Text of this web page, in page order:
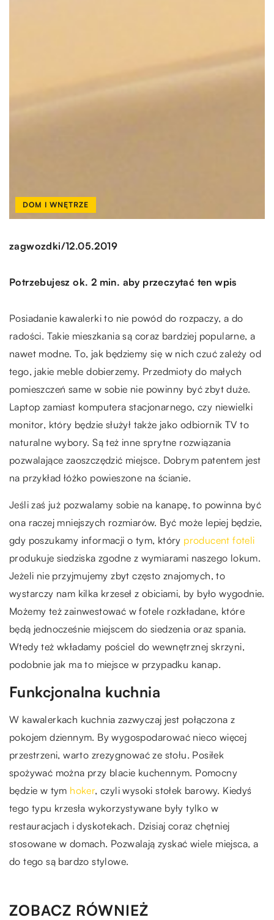
DOM I WNĘTRZE
zagwozdki/12.05.2019
Potrzebujesz ok. 2 min. aby przeczytać ten wpis
Posiadanie kawalerki to nie powód do rozpaczy, a do
radości. Takie mieszkania są coraz bardziej popularne, a
nawet modne. To, jak będziemy się w nich czuć zależy od
tego, jakie meble dobierzemy. Przedmioty do małych
pomieszczeń same w sobie nie powinny być zbyt duże.
Laptop zamiast komputera stacjonarnego, czy niewielki
monitor, który będzie służył także jako odbiornik TV to
naturalne wybory. Są też inne sprytne rozwiązania
pozwalające zaoszczędzić miejsce. Dobrym patentem jest
na przykład łóżko powieszone na ścianie.
Jeśli zaś już pozwalamy sobie na kanapę, to powinna być
ona raczej mniejszych rozmiarów. Być może lepiej będzie,
gdy poszukamy informacji o tym, który producent foteli
produkuje siedziska zgodne z wymiarami naszego lokum.
Jeżeli nie przyjmujemy zbyt często znajomych, to
wystarczy nam kilka krzeseł z obiciami, by było wygodnie.
Możemy też zainwestować w fotele rozkładane, które
będą jednocześnie miejscem do siedzenia oraz spania.
Wtedy też wkładamy pościel do wewnętrznej skrzyni,
podobnie jak ma to miejsce w przypadku kanap.
Funkcjonalna kuchnia
W kawalerkach kuchnia zazwyczaj jest połączona z
pokojem dziennym. By wygospodarować nieco więcej
przestrzeni, warto zrezygnować ze stołu. Posiłek
spożywać można przy blacie kuchennym. Pomocny
będzie w tym hoker, czyli wysoki stołek barowy. Kiedyś
tego typu krzesła wykorzystywane były tylko w
restauracjach i dyskotekach. Dzisiaj coraz chętniej
stosowane w domach. Pozwalają zyskać wiele miejsca, a
do tego są bardzo stylowe.
ZOBACZ RÓWNIEŻ